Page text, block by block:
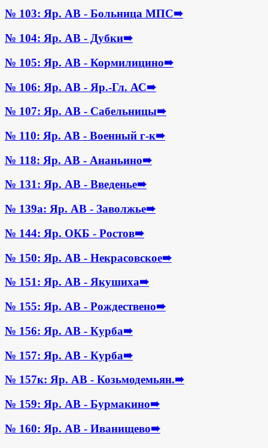
№ 103: Яр. АВ - Больница МПС➠
№ 104: Яр. АВ - Дубки➠
№ 105: Яр. АВ - Кормилицино➠
№ 106: Яр. АВ - Яр.-Гл. АС➠
№ 107: Яр. АВ - Сабельницы➠
№ 110: Яр. АВ - Военный г-к➠
№ 118: Яр. АВ - Ананьино➠
№ 131: Яр. АВ - Введенье➠
№ 139а: Яр. АВ - Заволжье➠
№ 144: Яр. ОКБ - Ростов➠
№ 150: Яр. АВ - Некрасовское➠
№ 151: Яр. АВ - Якушиха➠
№ 155: Яр. АВ - Рождествено➠
№ 156: Яр. АВ - Курба➠
№ 157: Яр. АВ - Курба➠
№ 157к: Яр. АВ - Козьмодемьян.➠
№ 159: Яр. АВ - Бурмакино➠
№ 160: Яр. АВ - Иванищево➠